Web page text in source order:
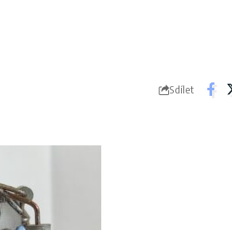
Sdílet